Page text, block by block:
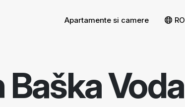
Apartamente si camere RO
Baška Voda